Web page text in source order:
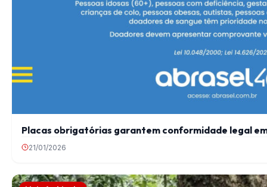
Placas obrigatórias garantem conformidade legal
21/01/2026